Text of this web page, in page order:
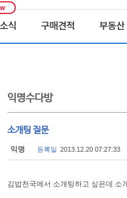
식 구매견적 부동산
익명수다방
소개팅 질문
익명 등록일 2013.12.20 07:27:33
김밥천국에서 소개팅하고 싶은데 소